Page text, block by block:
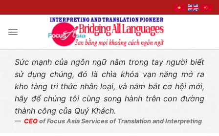
Sức mạnh của ngôn ngữ nằm trong tay người biết
sử dụng chúng, đó là chìa khóa vạn năng mở ra
kho tàng tri thức nhân loại, và nắm bắt cơ hội mới,
hãy để chúng tôi cùng song hành trên con đường
thành công của Quý Khách.
CEO of Focus Asia Services of Translation and Interpreting